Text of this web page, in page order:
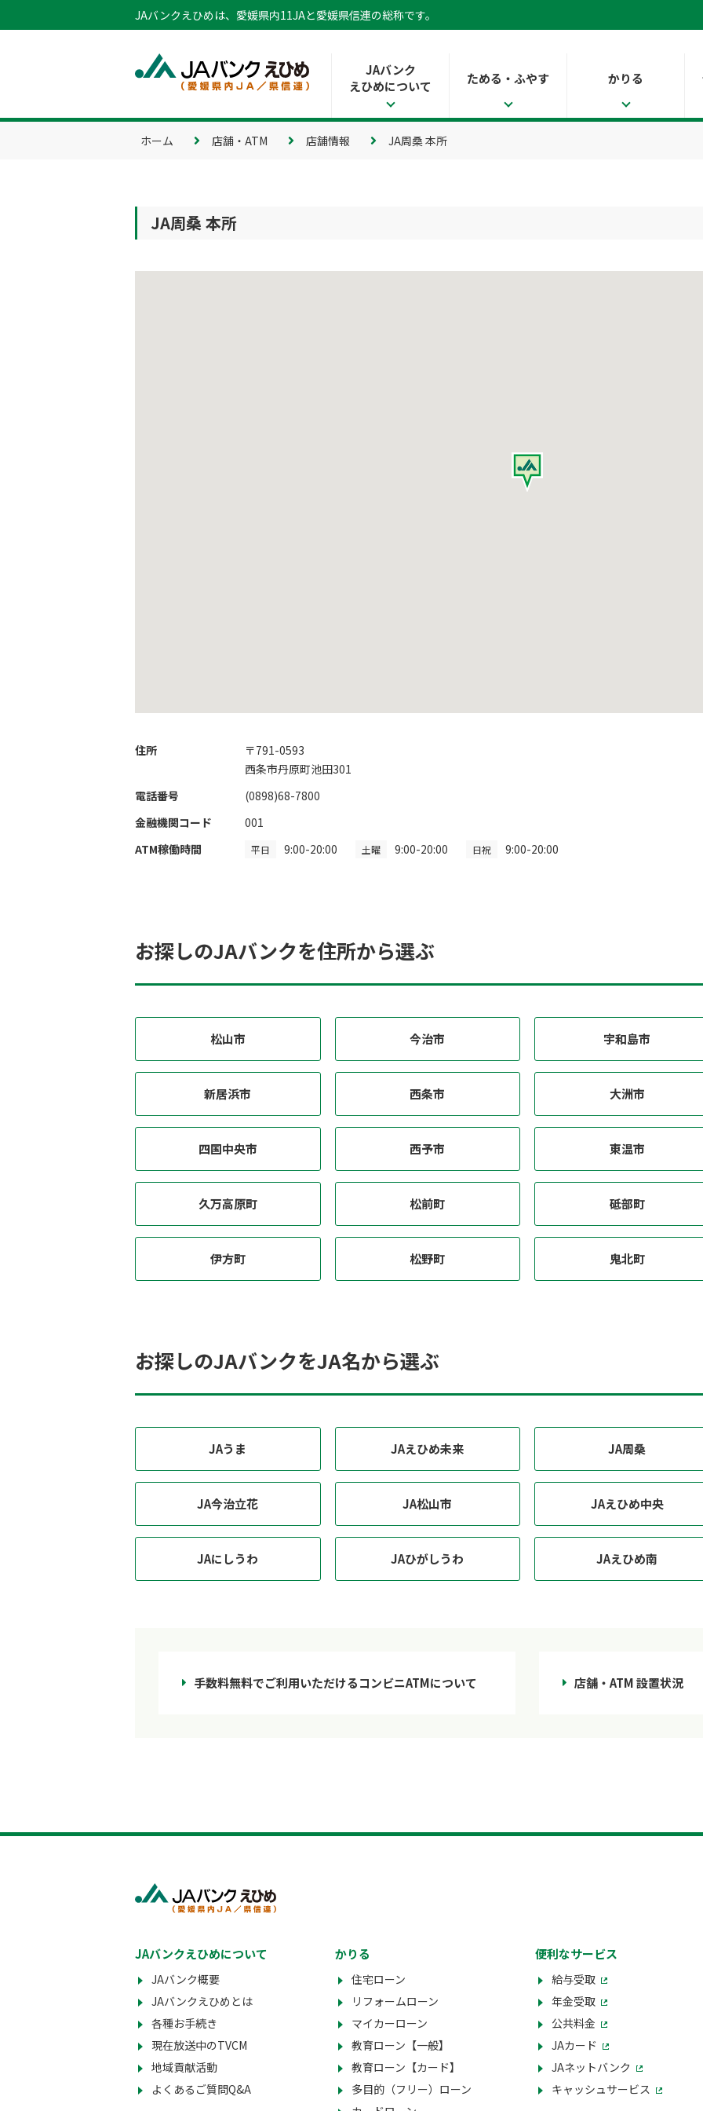
JAバンクえひめは、愛媛県内11JAと愛媛県信連の総称です。
JAバンク
えひめについて
ためる・ふやす かりる
ホーム 店舗・ATM 店舗情報 JA周桑 本所
JA周桑 本所
住所
〒791-0593
西条市丹原町池田301
電話番号
(0898)68-7800
金融機関コード
001
ATM稼働時間
平日 9:00-20:00 土曜 9:00-20:00 日祝 9:00-20:00
お探しのJAバンクを住所から選ぶ
松山市 今治市 宇和島市
新居浜市 西条市 大洲市
四国中央市 西予市 東温市
久万高原町 松前町 砥部町
伊方町 松野町 鬼北町
お探しのJAバンクをJA名から選ぶ
JAうま JAえひめ未来 JA周桑
JA今治立花 JA松山市 JAえひめ中央
JAにしうわ JAひがしうわ JAえひめ南
手数料無料でご利用いただけるコンビニATMについて 店舗・ATM 設置状況
JAバンクえひめについて
JAバンク概要
JAバンクえひめとは
各種お手続き
現在放送中のTVCM
地域貢献活動
よくあるご質問Q&A
かりる
住宅ローン
リフォームローン
マイカーローン
教育ローン【一般】
教育ローン【カード】
多目的（フリー）ローン
便利なサービス
給与受取
年金受取
公共料金
JAカード
JAネットバンク
キャッシュサービス